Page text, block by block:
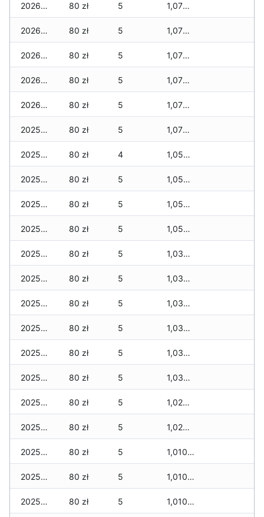
2026-01-05 80 zł 5 1,070 zł
2026-01-04 80 zł 5 1,070 zł
2026-01-03 80 zł 5 1,070 zł
2026-01-02 80 zł 5 1,070 zł
2026-01-01 80 zł 5 1,070 zł
2025-12-31 80 zł 5 1,070 zł
2025-12-30 80 zł 4 1,050 zł
2025-12-29 80 zł 5 1,050 zł
2025-12-28 80 zł 5 1,050 zł
2025-12-27 80 zł 5 1,050 zł
2025-12-26 80 zł 5 1,030 zł
2025-12-25 80 zł 5 1,030 zł
2025-12-24 80 zł 5 1,030 zł
2025-12-23 80 zł 5 1,030 zł
2025-12-22 80 zł 5 1,030 zł
2025-12-21 80 zł 5 1,030 zł
2025-12-20 80 zł 5 1,020 zł
2025-12-19 80 zł 5 1,020 zł
2025-12-18 80 zł 5 1,010 zł
2025-12-17 80 zł 5 1,010 zł
2025-12-16 80 zł 5 1,010 zł